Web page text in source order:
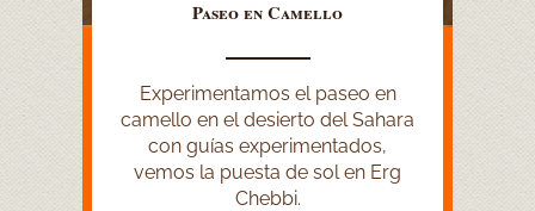
Experimentamos el paseo en
camello en el desierto del Sahara
con guías experimentados,
vemos la puesta de sol en Erg
Chebbi.
Paseo en Camello